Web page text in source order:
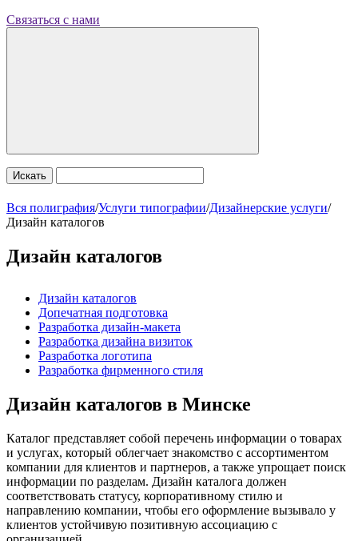
Связаться с нами
Искать
Вся полиграфия/Услуги типографии/Дизайнерские услуги/
Дизайн каталогов
Дизайн каталогов
Дизайн каталогов
Допечатная подготовка
Разработка дизайн-макета
Разработка дизайна визиток
Разработка логотипа
Разработка фирменного стиля
Дизайн каталогов в Минске
Каталог представляет собой перечень информации о товарах
и услугах, который облегчает знакомство с ассортиментом
компании для клиентов и партнеров, а также упрощает поиск
информации по разделам. Дизайн каталога должен
соответствовать статусу, корпоративному стилю и
направлению компании, чтобы его оформление вызывало у
клиентов устойчивую позитивную ассоциацию с